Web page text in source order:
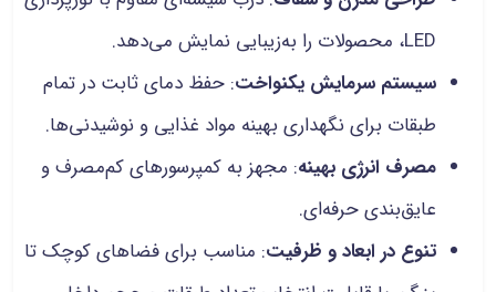
LED، محصولات را به‌زیبایی نمایش می‌دهد.
سیستم سرمایش یکنواخت: حفظ دمای ثابت در تمام
طبقات برای نگهداری بهینه مواد غذایی و نوشیدنی‌ها.
مصرف انرژی بهینه: مجهز به کمپرسورهای کم‌مصرف و
عایق‌بندی حرفه‌ای.
تنوع در ابعاد و ظرفیت: مناسب برای فضاهای کوچک تا